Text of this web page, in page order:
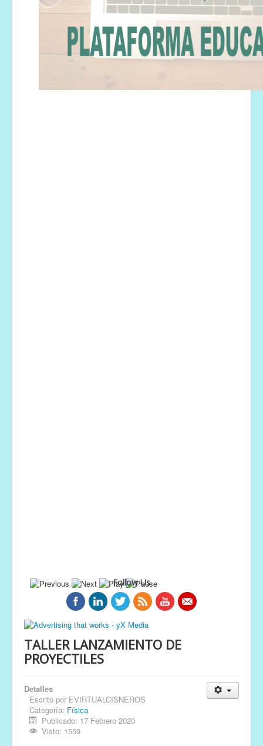
Follow Us
TALLER LANZAMIENTO DE
PROYECTILES
Detalles
Escrito por EVIRTUALCISNEROS
Categoría: Física
Publicado: 17 Febrero 2020
Visto: 1559